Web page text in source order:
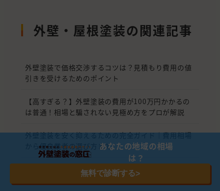
外壁・屋根塗装の関連記事
外壁塗装で価格交渉するコツは？見積もり費用の値
引きを受けるためのポイント
【高すぎる？】外壁塗装の費用が100万円かかるの
は普通！相場と騙されない見極め方をプロが解説
外壁塗装を安く抑えるための完全ガイド｜費用相場
から優良業者の選び方まで
外壁塗装はまだするな？2026年の外壁塗装 最新事
あなたの地域の相場
は？
無料で診断する>